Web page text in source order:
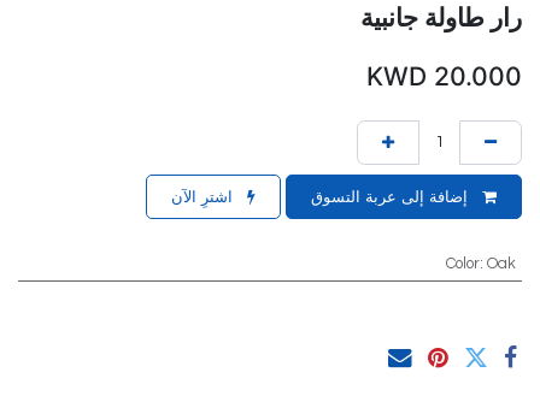
رار طاولة جانبية
20.000
إضافة إلى عربة التسوق اشترِ الآن
Color:Oak